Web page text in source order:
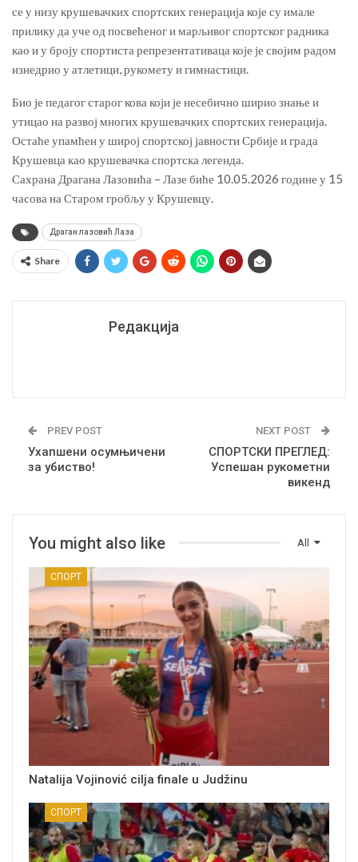
се у низу крушевачких спортских генерација које су имале
прилику да уче од посвећеног и марљивог спортског радника
као и у броју спортиста репрезентативаца које је својим радом
изнедрио у атлетици, рукомету и гимнастици.
Био је педагог старог кова који је несебично ширио знање и
утицао на развој многих крушевачких спортских генерација.
Остаће упамћен у широј спортској јавности Србије и града
Крушевца као крушевачка спортска легенда.
Сахрана Драгана Лазовића – Лазе биће 10.05.2026 године у 15
часова на Старом гробљу у Крушевцу.
Драган лазовић Лаза
Share
Редакција
PREV POST
Ухапшени осумњичени
за убиство!
NEXT POST
СПОРТСКИ ПРЕГЛЕД:
Успешан рукометни
викенд
All
You might also like
СПОРТ
Natalija Vojinović cilja finale u Judžinu
СПОРТ